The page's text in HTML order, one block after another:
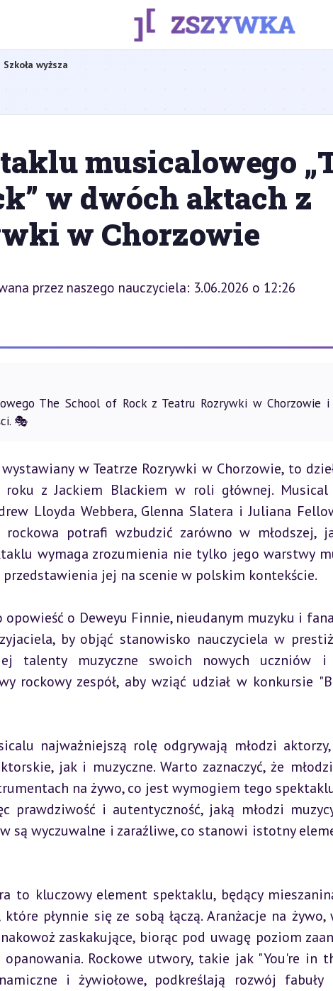
Szkoła wyższa
musicalowego
w dwóch aktach z
w Chorzowie
przez naszego nauczyciela: 3.06.2026 o 12:26
The School of Rock z Teatru Rozrywki w Chorzowie
🎭
w Teatrze Rozrywki w Chorzowie, to
z Jackiem Blackiem w roli głównej. Musical
Lloyda Webbera, Glenna Slatera i Juliana
potrafi wzbudzić zarówno w młodszej,
wymaga zrozumienia nie tylko jego warstwy
jej na scenie w polskim kontekście.
opowieść o Deweyu Finnie, nieudanym muzyku i
by objąć stanowisko nauczyciela w
talenty muzyczne swoich nowych uczniów i
rockowy zespół, aby wziąć udział w konkursie
najważniejszą rolę odgrywają młodzi
jak i muzyczne. Warto zaznaczyć, że
na żywo, co jest wymogiem tego
prawdziwość i autentyczność, jaką młodzi
są wyczuwalne i zaraźliwe, co stanowi istotny
to kluczowy element spektaklu, będący
płynnie się ze sobą łączą. Aranżacje na żywo,
zaskakujące, biorąc pod uwagę poziom
Rockowe utwory, takie jak "You're in
i żywiołowe, podkreślają rozwój fabuły